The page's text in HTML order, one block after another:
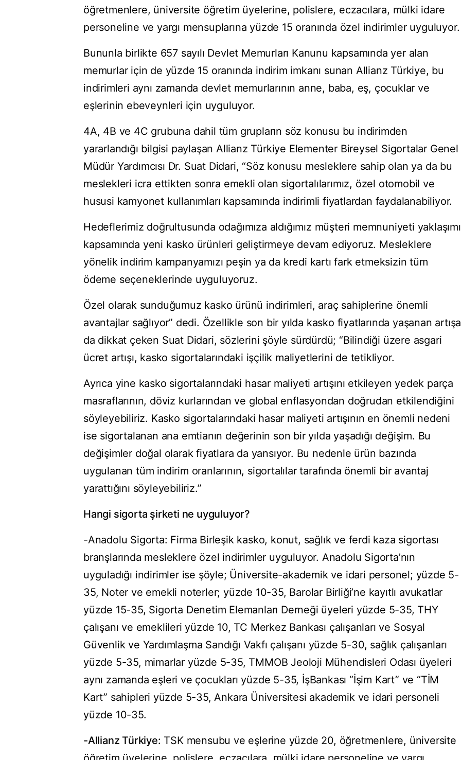
öğretmenlere, üniversite öğretim üyelerine, polislere, eczacılara, mülki idare
personeline ve yargı mensuplarına yüzde 15 oranında özel indirimler uyguluyor.
Bununla birlikte 657 sayılı Devlet Memurları Kanunu kapsamında yer alan
memurlar için de yüzde 15 oranında indirim imkanı sunan Allianz Türkiye, bu
indirimleri aynı zamanda devlet memurlarının anne, baba, eş, çocuklar ve
eşlerinin ebeveynleri için uyguluyor.
4A, 4B ve 4C grubuna dahil tüm grupların söz konusu bu indirimden
yararlandığı bilgisi paylaşan Allianz Türkiye Elementer Bireysel Sigortalar Genel
Müdür Yardımcısı Dr. Suat Didari, “Söz konusu mesleklere sahip olan ya da bu
meslekleri icra ettikten sonra emekli olan sigortalılarımız, özel otomobil ve
hususi kamyonet kullanımları kapsamında indirimli fiyatlardan faydalanabiliyor.
Hedeflerimiz doğrultusunda odağımıza aldığımız müşteri memnuniyeti yaklaşımı
kapsamında yeni kasko ürünleri geliştirmeye devam ediyoruz. Mesleklere
yönelik indirim kampanyamızı peşin ya da kredi kartı fark etmeksizin tüm
ödeme seçeneklerinde uyguluyoruz.
Özel olarak sunduğumuz kasko ürünü indirimleri, araç sahiplerine önemli
avantajlar sağlıyor” dedi. Özellikle son bir yılda kasko fiyatlarında yaşanan artışa
da dikkat çeken Suat Didari, sözlerini şöyle sürdürdü; “Bilindiği üzere asgari
ücret artışı, kasko sigortalarındaki işçilik maliyetlerini de tetikliyor.
Ayrıca yine kasko sigortalarındaki hasar maliyeti artışını etkileyen yedek parça
masraflarının, döviz kurlarından ve global enflasyondan doğrudan etkilendiğini
söyleyebiliriz. Kasko sigortalarındaki hasar maliyeti artışının en önemli nedeni
ise sigortalanan ana emtianın değerinin son bir yılda yaşadığı değişim. Bu
değişimler doğal olarak fiyatlara da yansıyor. Bu nedenle ürün bazında
uygulanan tüm indirim oranlarının, sigortalılar tarafında önemli bir avantaj
yarattığını söyleyebiliriz.”
Hangi sigorta şirketi ne uyguluyor?
-Anadolu Sigorta: Firma Birleşik kasko, konut, sağlık ve ferdi kaza sigortası
branşlarında mesleklere özel indirimler uyguluyor. Anadolu Sigorta’nın
uyguladığı indirimler ise şöyle; Üniversite-akademik ve idari personel; yüzde 5-
35, Noter ve emekli noterler; yüzde 10-35, Barolar Birliği’ne kayıtlı avukatlar
yüzde 15-35, Sigorta Denetim Elemanları Derneği üyeleri yüzde 5-35, THY
çalışanı ve emeklileri yüzde 10, TC Merkez Bankası çalışanları ve Sosyal
Güvenlik ve Yardımlaşma Sandığı Vakfı çalışanı yüzde 5-30, sağlık çalışanları
yüzde 5-35, mimarlar yüzde 5-35, TMMOB Jeoloji Mühendisleri Odası üyeleri
aynı zamanda eşleri ve çocukları yüzde 5-35, İşBankası “İşim Kart” ve “TİM
Kart” sahipleri yüzde 5-35, Ankara Üniversitesi akademik ve idari personeli
yüzde 10-35.
-Allianz Türkiye: TSK mensubu ve eşlerine yüzde 20, öğretmenlere, üniversite